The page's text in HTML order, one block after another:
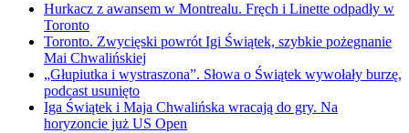
Hurkacz z awansem w Montrealu. Fręch i Linette odpadły w
Toronto
Toronto. Zwycięski powrót Igi Świątek, szybkie pożegnanie
Mai Chwalińskiej
„Głupiutka i wystraszona”. Słowa o Świątek wywołały burzę,
podcast usunięto
Iga Świątek i Maja Chwalińska wracają do gry. Na
horyzoncie już US Open